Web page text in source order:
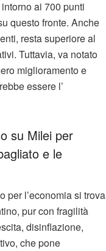
ai 700 punti
questo fronte. Anche
resta superiore al
Tuttavia, va notato
miglioramento e
essere l’
su Milei per
e le
per l’economia si trova
pur con fragilità
disinflazione,
che pone